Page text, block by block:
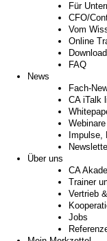
Für
CFO/
Vom
Online
Download
FAQ
News
Fach-
CA iTalk
Webinare
Impulse,
Über uns
CA
Trainer
Vertrieb
Jobs